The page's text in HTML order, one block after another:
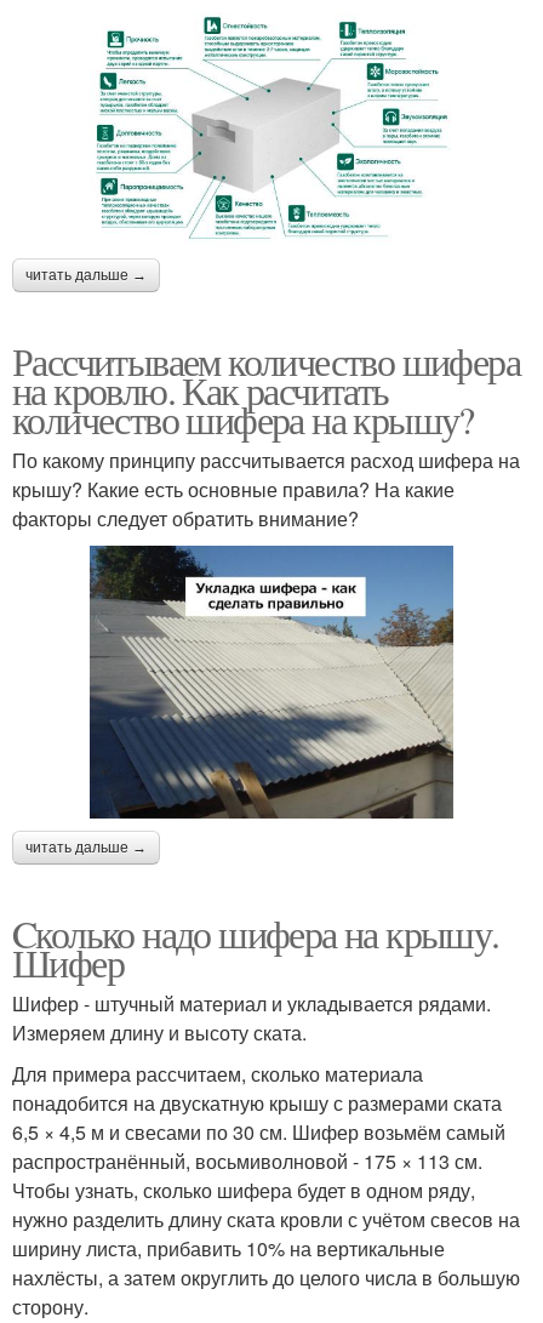
читать дальше →
Рассчитываем количество шифера
на кровлю. Как расчитать
количество шифера на крышу?
По какому принципу рассчитывается расход шифера на
крышу? Какие есть основные правила? На какие
факторы следует обратить внимание?
читать дальше →
Cколько надо шифера на крышу.
Шифер
Шифер - штучный материал и укладывается рядами.
Измеряем длину и высоту ската.
Для примера рассчитаем, сколько материала
понадобится на двускатную крышу с размерами ската
6,5 × 4,5 м и свесами по 30 см. Шифер возьмём самый
распространённый, восьмиволновой - 175 × 113 см.
Чтобы узнать, сколько шифера будет в одном ряду,
нужно разделить длину ската кровли с учётом свесов на
ширину листа, прибавить 10% на вертикальные
нахлёсты, а затем округлить до целого числа в большую
сторону.